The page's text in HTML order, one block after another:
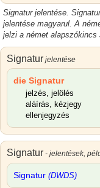
Signatur jelentése.
jelentése magyarul. A
jelzi a német alapszókincs
Signatur jelentése
die Signatur
jelzés, jelölés
aláírás, kézjegy
ellenjegyzés
Signatur - jelentések,
Signatur (DWDS)